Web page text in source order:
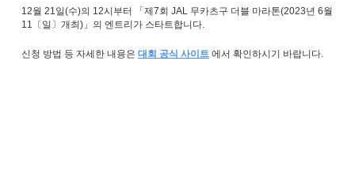
12월 21일(수)의 12시부터 「제7회 JAL 무카츠구 더블 마라톤(2023년 6월
11〔일〕개최)」의 엔트리가 스타트합니다.
신청 방법 등 자세한 내용은 대회 공식 사이트에서 확인하시기 바랍니다.